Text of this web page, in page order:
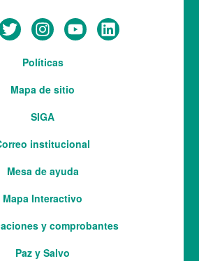
Políticas
Mapa de sitio
SIGA
institucional
Mesa de ayuda
Mapa Interactivo
y comprobantes
Paz y Salvo